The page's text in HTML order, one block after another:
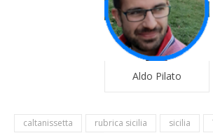
Aldo Pilato
caltanissetta rubrica sicilia sicilia